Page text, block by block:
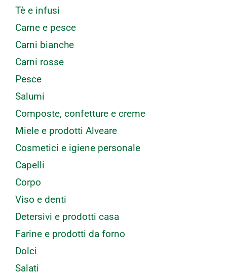
Tè e infusi
Carne e pesce
Carni bianche
Carni rosse
Pesce
Salumi
Composte, confetture e creme
Miele e prodotti Alveare
Cosmetici e igiene personale
Capelli
Corpo
Viso e denti
Detersivi e prodotti casa
Farine e prodotti da forno
Dolci
Salati